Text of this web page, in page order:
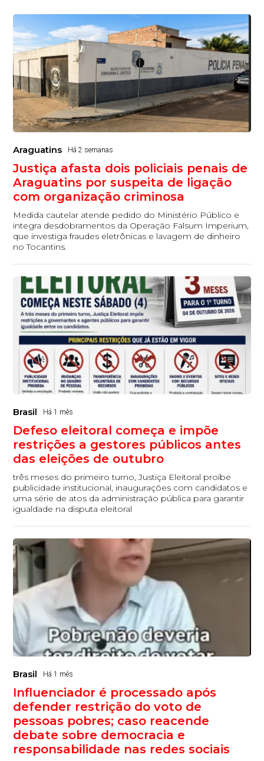
Araguatins Há 2 semanas
Justiça afasta dois policiais penais de
Araguatins por suspeita de ligação
com organização criminosa
Medida cautelar atende pedido do Ministério Público e
integra desdobramentos da Operação Falsum Imperium,
que investiga fraudes eletrônicas e lavagem de dinheiro
no Tocantins.
Brasil Há 1 mês
Defeso eleitoral começa e impõe
restrições a gestores públicos antes
das eleições de outubro
três meses do primeiro turno, Justiça Eleitoral proíbe
publicidade institucional, inaugurações com candidatos e
uma série de atos da administração pública para garantir
igualdade na disputa eleitoral
Brasil Há 1 mês
Influenciador é processado após
defender restrição do voto de
pessoas pobres; caso reacende
debate sobre democracia e
responsabilidade nas redes sociais